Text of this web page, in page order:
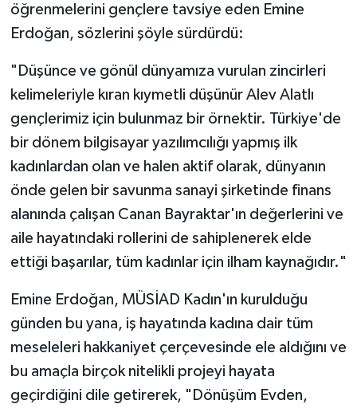
öğrenmelerini gençlere tavsiye eden Emine
Erdoğan, sözlerini şöyle sürdürdü:
"Düşünce ve gönül dünyamıza vurulan zincirleri
kelimeleriyle kıran kıymetli düşünür Alev Alatlı
gençlerimiz için bulunmaz bir örnektir. Türkiye'de
bir dönem bilgisayar yazılımcılığı yapmış ilk
kadınlardan olan ve halen aktif olarak, dünyanın
önde gelen bir savunma sanayi şirketinde finans
alanında çalışan Canan Bayraktar'ın değerlerini ve
aile hayatındaki rollerini de sahiplenerek elde
ettiği başarılar, tüm kadınlar için ilham kaynağıdır."
Emine Erdoğan, MÜSİAD Kadın'ın kurulduğu
günden bu yana, iş hayatında kadına dair tüm
meseleleri hakkaniyet çerçevesinde ele aldığını ve
bu amaçla birçok nitelikli projeyi hayata
geçirdiğini dile getirerek, "Dönüşüm Evden,